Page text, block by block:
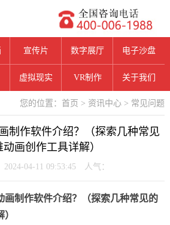
宣传片 数字展厅 电子沙盘
虚拟现实 VR制作 关于我们
您的位置： 首页 > 资讯中心 > 常见问题
制作软件介绍？（探索几种常见
画创作工具详解）
2024-04-11 09:53:45 人气：
画制作软件介绍？（探索几种常见的